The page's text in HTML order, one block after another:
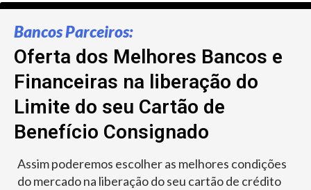
Bancos Parceiros:
Oferta dos Melhores Bancos e
Financeiras na liberação do
Limite do seu Cartão de
Benefício Consignado
Assim poderemos escolher as melhores condições
do mercado na liberação do seu cartão de crédito